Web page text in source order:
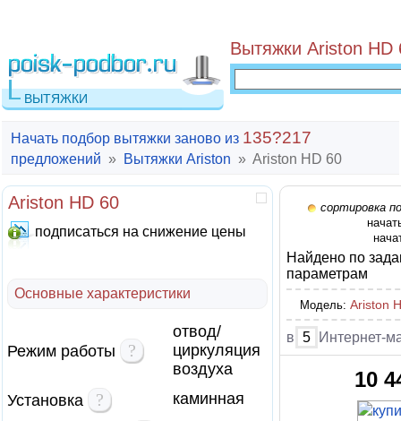
ВЫТЯЖКИ
Вытяжки Ariston HD
Начать подбор вытяжки заново из 135?217
предложений » Вытяжки Ariston » Ariston HD 60
Ariston HD 60
подписаться на снижение цены
Основные характеристики
Режим работы ?
отвод/
циркуляция
воздуха
Установка
?
каминная
сортировка
Найдено по
параметрам
Модель: Ariston
в 5 Интернет-
10